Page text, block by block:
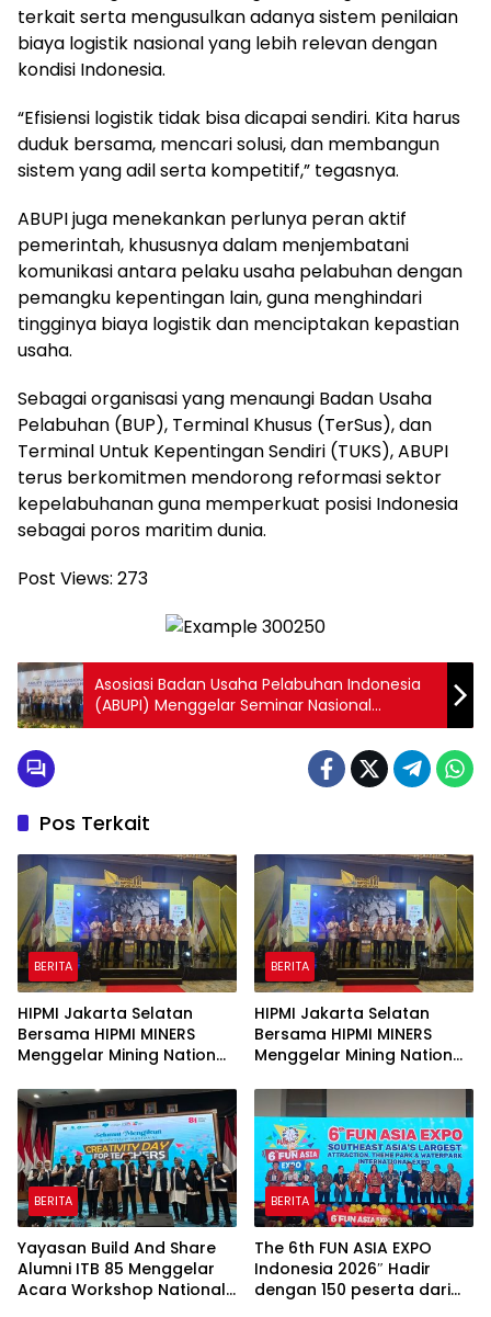
terkait serta mengusulkan adanya sistem penilaian
biaya logistik nasional yang lebih relevan dengan
kondisi Indonesia.
“Efisiensi logistik tidak bisa dicapai sendiri. Kita harus
duduk bersama, mencari solusi, dan membangun
sistem yang adil serta kompetitif,” tegasnya.
ABUPI juga menekankan perlunya peran aktif
pemerintah, khususnya dalam menjembatani
komunikasi antara pelaku usaha pelabuhan dengan
pemangku kepentingan lain, guna menghindari
tingginya biaya logistik dan menciptakan kepastian
usaha.
Sebagai organisasi yang menaungi Badan Usaha
Pelabuhan (BUP), Terminal Khusus (TerSus), dan
Terminal Untuk Kepentingan Sendiri (TUKS), ABUPI
terus berkomitmen mendorong reformasi sektor
kepelabuhanan guna memperkuat posisi Indonesia
sebagai poros maritim dunia.
Post Views: 273
Asosiasi Badan Usaha Pelabuhan Indonesia
(ABUPI) Menggelar Seminar Nasional
Kepelabuhanan bertajuk “Memperkuat
Sinergi, Mendorong Transformasi Pelabuhan
Pos Terkait
BERITA
HIPMI Jakarta Selatan
Bersama HIPMI MINERS
Menggelar Mining Nation
Indah Golf Jakarta
BERITA
HIPMI Jakarta Selatan
Bersama HIPMI MINERS
Menggelar Mining Nation
Indah Golf Jakarta
BERITA
Yayasan Build And Share
Alumni ITB 85 Menggelar
Acara Workshop National
BERITA
The 6th FUN ASIA EXPO
Indonesia 2026″ Hadir
dengan 150 peserta dari